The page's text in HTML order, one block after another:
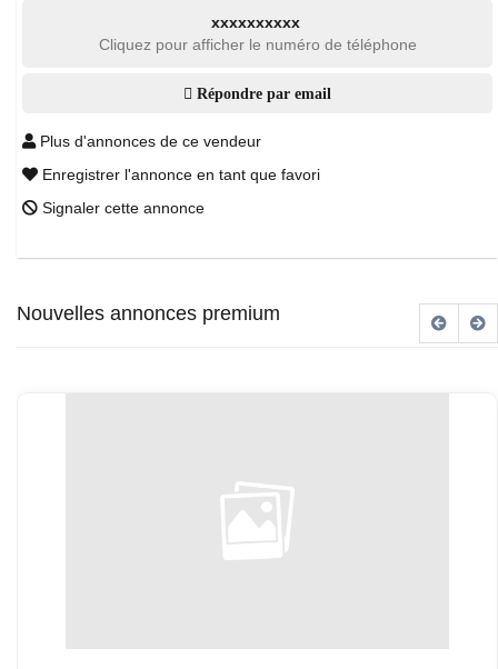
xxxxxxxxxx
Cliquez pour afficher le numéro de téléphone
Répondre par email
Plus d'annonces de ce vendeur
Enregistrer l'annonce en tant que favori
Signaler cette annonce
Nouvelles annonces premium